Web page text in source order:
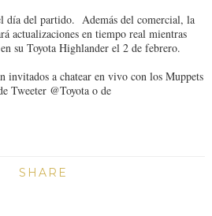
día del partido. Además del comercial, la
actualizaciones en tiempo real mientras
su Toyota Highlander el 2 de febrero.
invitados a chatear en vivo con los Muppets
Tweeter @Toyota o de
SHARE